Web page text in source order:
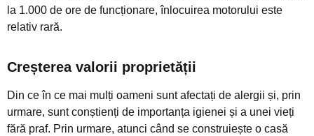
la 1.000 de ore de funcționare, înlocuirea motorului este
relativ rară.
Creșterea valorii proprietății
Din ce în ce mai mulți oameni sunt afectați de alergii și, prin
urmare, sunt conștienți de importanța igienei și a unei vieți
fără praf. Prin urmare, atunci când se construiește o casă